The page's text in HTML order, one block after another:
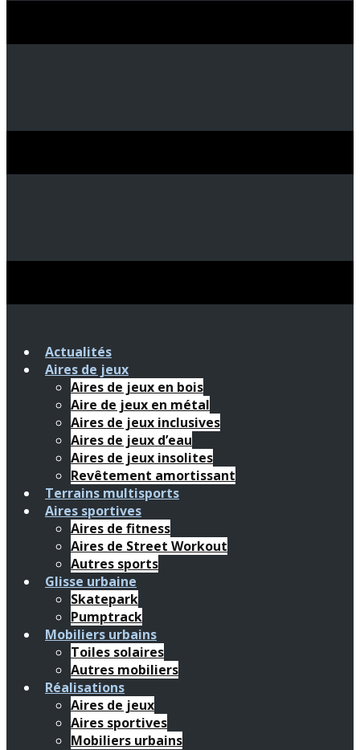
Actualités
Aires de jeux
Aires de jeux en bois
Aire de jeux en métal
Aires de jeux inclusives
Aires de jeux d’eau
Aires de jeux insolites
Revêtement amortissant
Terrains multisports
Aires sportives
Aires de fitness
Aires de Street Workout
Autres sports
Glisse urbaine
Skatepark
Pumptrack
Mobiliers urbains
Toiles solaires
Autres mobiliers
Réalisations
Aires de jeux
Aires sportives
Mobiliers urbains